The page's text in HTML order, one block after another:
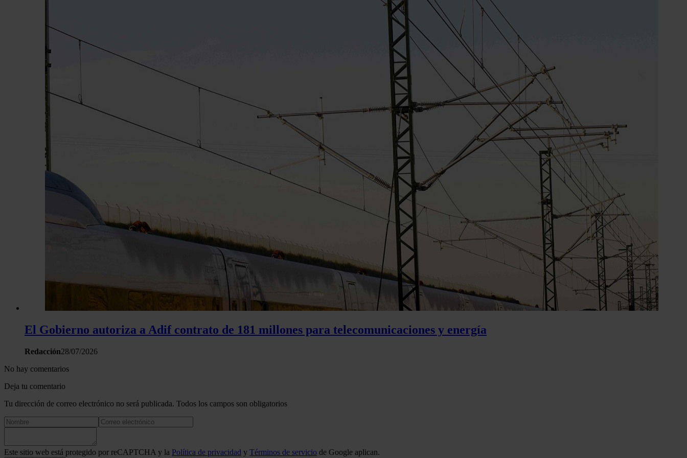
El Gobierno autoriza a Adif contrato de 181 millones para telecomunicaciones y energía
Redacción28/07/2026
No hay comentarios
Deja tu comentario
Tu dirección de correo electrónico no será publicada. Todos los campos son obligatorios
Este sitio web está protegido por reCAPTCHA y la Política de privacidad y Términos de servicio de Google aplican.